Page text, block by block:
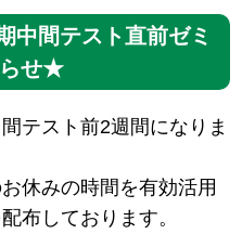
間テスト直前ゼミ
せ★
テスト前2週間になりま
休みの時間を有効活用
布しております。